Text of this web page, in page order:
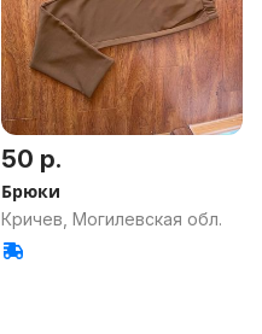
50 р.
Брюки
Кричев, Могилевская обл.